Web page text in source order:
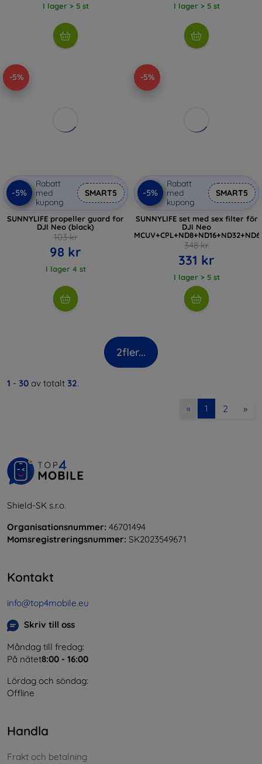
I lager > 5 st I lager > 5 st
-5%
-5%
Rabatt
med
kupong
SMART5
SUNNYLIFE propeller guard for
DJI Neo (black)
103 kr
98 kr
I lager 4 st
-5%
-5%
Rabatt
med
kupong
SMART5
SUNNYLIFE set med sex filter för
DJI Neo
348 kr
331 kr
I lager > 5 st
2fler...
1 - 30 av totalt 32.
« 1 2 »
Shield-SK s.r.o.
Organisationsnummer: 46701494
Momsregistreringsnummer: SK2023549671
Kontakt
info@top4mobile.eu
Skriv till oss
Måndag till fredag:
På nätet8:00 - 16:00
Lördag och söndag:
Offline
Handla
Frakt och betalning